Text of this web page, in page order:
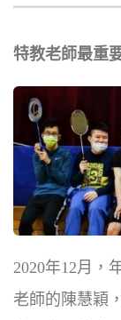
特教老師最重
2020年12月，
老師的陳慧穎